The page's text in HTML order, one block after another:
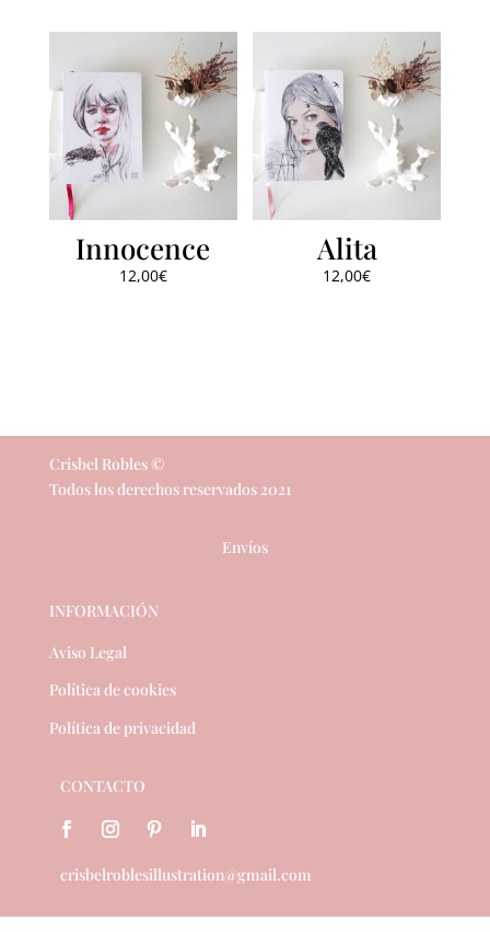
Innocence
12,00€
Alita
12,00€
Crisbel Robles ©
Todos los derechos reservados 2021
Envíos
INFORMACIÓN
Aviso Legal
Política de cookies
Política de privacidad
CONTACTO
crisbelroblesillustration@gmail.com